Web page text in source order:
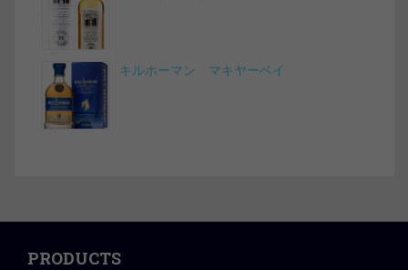
キルホーマン マキヤーベイ
PRODUCTS